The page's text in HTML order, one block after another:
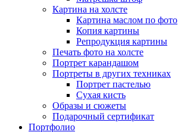
Картина на холсте
Картина маслом по фото
Копия картины
Репродукция картины
Печать фото на холсте
Портрет карандашом
Портреты в других техниках
Портрет пастелью
Сухая кисть
Образы и сюжеты
Подарочный сертификат
Портфолио